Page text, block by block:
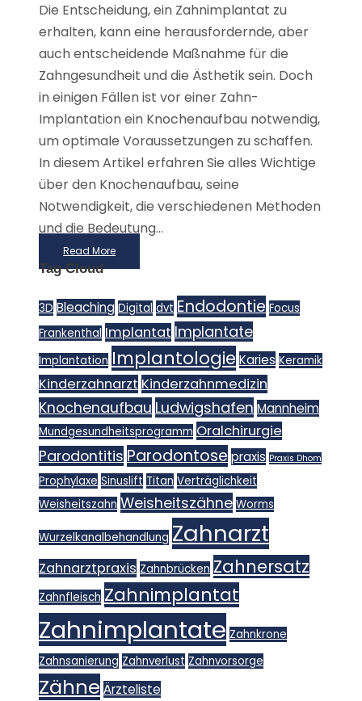
Die Entscheidung, ein Zahnimplantat zu
erhalten, kann eine herausfordernde, aber
auch entscheidende Maßnahme für die
Zahngesundheit und die Ästhetik sein. Doch
in einigen Fällen ist vor einer Zahn-
Implantation ein Knochenaufbau notwendig,
um optimale Voraussetzungen zu schaffen.
In diesem Artikel erfahren Sie alles Wichtige
über den Knochenaufbau, seine
Notwendigkeit, die verschiedenen Methoden
und die Bedeutung...
Read More
Tag Cloud
3D Bleaching Digital dvt Endodontie Focus
Frankenthal Implantat Implantate
Implantation Implantologie Karies Keramik
Kinderzahnarzt Kinderzahnmedizin
Knochenaufbau Ludwigshafen Mannheim
Mundgesundheitsprogramm Oralchirurgie
Parodontitis Parodontose praxis Praxis Dhom
Prophylaxe Sinuslift Titan Verträglichkeit
Weisheitszahn Weisheitszähne Worms
Wurzelkanalbehandlung Zahnarzt
Zahnarztpraxis Zahnbrücken Zahnersatz
Zahnfleisch Zahnimplantat
Zahnimplantate Zahnkrone
Zahnsanierung Zahnverlust Zahnvorsorge
Zähne Ärzteliste